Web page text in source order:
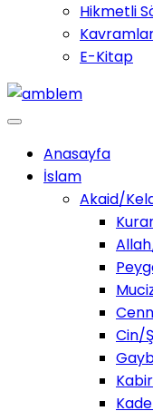
Hikmetli
E-Kitap
Anasayfa
İslam
Akaid/
Cin/